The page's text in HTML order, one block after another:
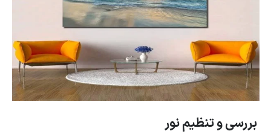
بررسی و تنظیم نور